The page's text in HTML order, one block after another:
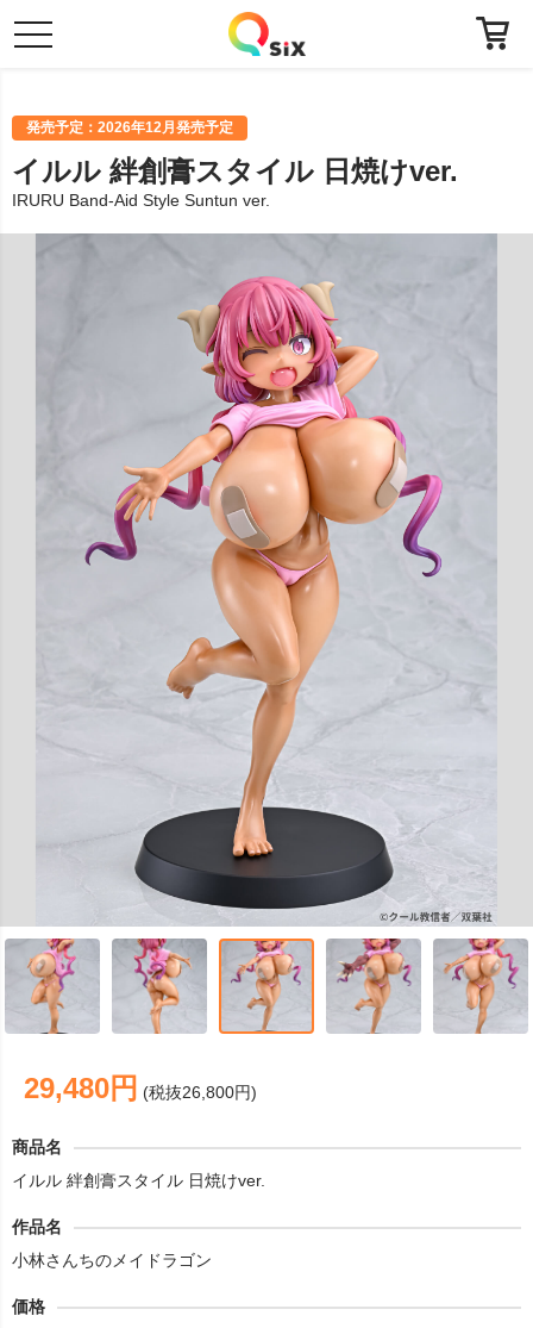
toggle
navigation
発売予定：2026年12月発売予定
イルル 絆創膏スタイル 日焼けver.
IRURU Band-Aid Style Suntun ver.
29,480円 (税抜26,800円)
商品名
イルル 絆創膏スタイル 日焼けver.
作品名
小林さんちのメイドラゴン
価格